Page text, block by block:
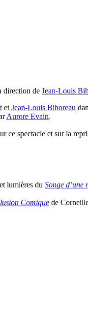
direction de Jean-Louis
et Jean-Louis Bihoreau
Aurore Evain.
ce spectacle et sur la
lumières du Songe d’une
Comique de